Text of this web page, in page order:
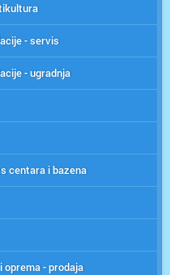
- servis
- ugradnja
centara i bazena
oprema - prodaja